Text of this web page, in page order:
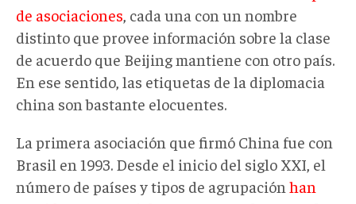
de asociaciones , cada una con un nombre
distinto que provee información sobre la clase
de acuerdo que Beijing mantiene con otro país.
En ese sentido, las etiquetas de la diplomacia
china son bastante elocuentes.
La primera asociación que firmó China fue con
Brasil en 1993. Desde el inicio del siglo XXI, el
número de países y tipos de agrupación han